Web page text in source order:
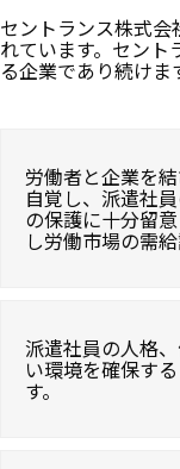
セントランス株式
れています。セン
る企業であり続けま
労働者と企業を
自覚し、派遣社
の保護に十分留
し労働市場の需
派遣社員の人格
い環境を確保す
す。